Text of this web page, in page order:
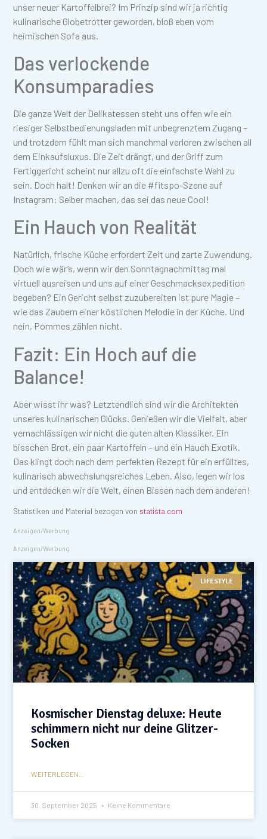
unser neuer Kartoffelbrei? Im Prinzip sind wir ja richtig
kulinarische Globetrotter geworden, bloß eben vom
heimischen Sofa aus.
Das verlockende
Konsumparadies
Die ganze Welt der Delikatessen steht uns offen wie ein
riesiger Selbstbedienungsladen mit unbegrenztem Zugang –
und trotzdem fühlt man sich manchmal verloren zwischen all
dem Einkaufsluxus. Die Zeit drängt, und der Griff zum
Fertiggericht scheint nur allzu oft die einfachste Wahl zu
sein. Doch halt! Denken wir an die #fitspo-Szene auf
Instagram: Selber machen, das sei das neue Cool!
Ein Hauch von Realität
Natürlich, frische Küche erfordert Zeit und zarte Zuwendung.
Doch wie wär’s, wenn wir den Sonntagnachmittag mal
virtuell ausreisen und uns auf einer Geschmacksexpedition
begeben? Ein Gericht selbst zuzubereiten ist pure Magie –
wie das Zaubern einer köstlichen Melodie in der Küche. Und
nein, Pommes zählen nicht.
Fazit: Ein Hoch auf die
Balance!
Aber wisst ihr was? Letztendlich sind wir die Architekten
unseres kulinarischen Glücks. Genießen wir die Vielfalt, aber
vernachlässigen wir nicht die guten alten Klassiker. Ein
bisschen Brot, ein paar Kartoffeln – und ein Hauch Exotik.
Das klingt doch nach dem perfekten Rezept für ein erfülltes,
kulinarisch abwechslungsreiches Leben. Also, legen wir los
und entdecken wir die Welt, einen Bissen nach dem anderen!
Statistiken und Material bezogen von statista.com
Anzeigen/Werbung
Anzeigen/Werbung
LIFESTYLE
Kosmischer Dienstag deluxe: Heute
schimmern nicht nur deine Glitzer-
Socken
WEITERLESEN...
30. September 2025 Keine Kommentare